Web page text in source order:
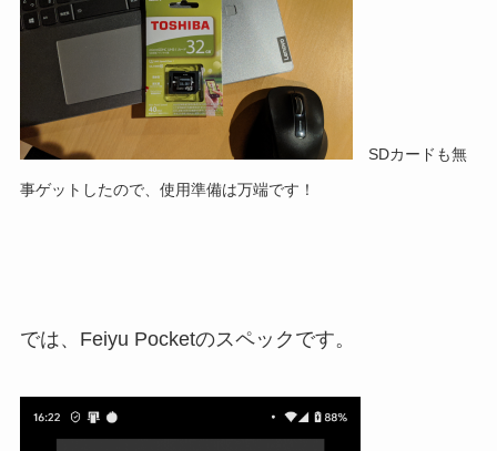
SDカードも無
事ゲットしたので、使用準備は万端です！
では、Feiyu Pocketのスペックです。